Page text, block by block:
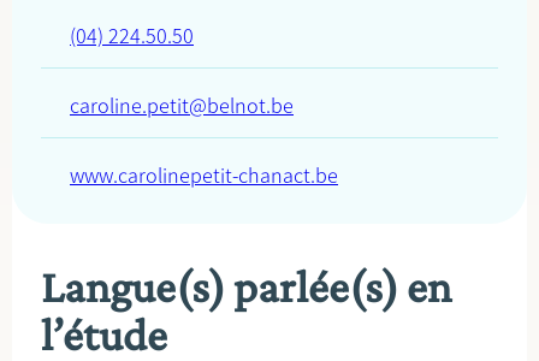
(04) 224.50.50
caroline.petit@belnot.be
www.carolinepetit-chanact.be
Langue(s) parlée(s) en
l’étude